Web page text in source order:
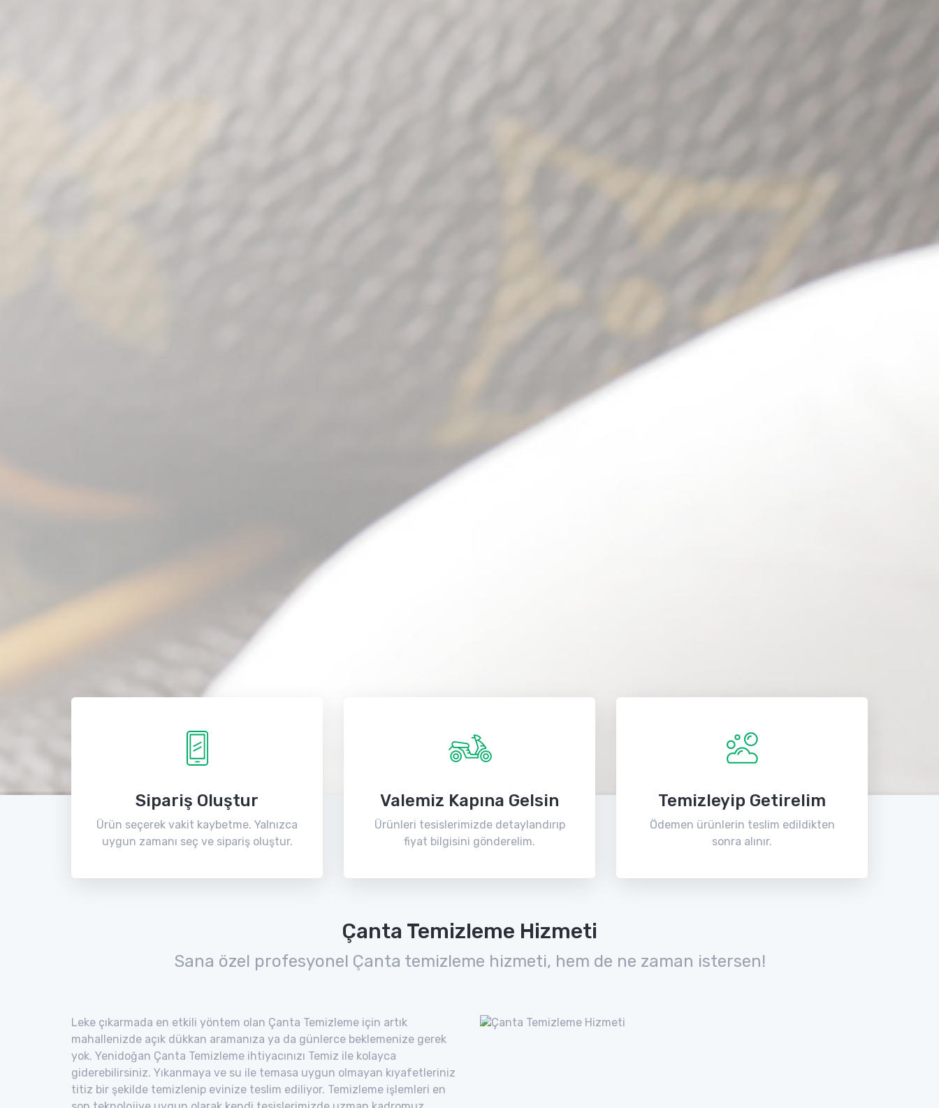
Sipariş Oluştur
Ürün seçerek vakit kaybetme. Yalnızca
uygun zamanı seç ve sipariş oluştur.
Valemiz Kapına Gelsin
Ürünleri tesislerimizde detaylandırıp
fiyat bilgisini gönderelim.
Temizleyip Getirelim
Ödemen ürünlerin teslim edildikten
sonra alınır.
Çanta Temizleme Hizmeti
Sana özel profesyonel Çanta temizleme hizmeti, hem de ne zaman istersen!
Leke çıkarmada en etkili yöntem olan Çanta Temizleme için artık
mahallenizde açık dükkan aramanıza ya da günlerce beklemenize gerek
yok. Yenidoğan Çanta Temizleme ihtiyacınızı Temiz ile kolayca
giderebilirsiniz. Yıkanmaya ve su ile temasa uygun olmayan kıyafetleriniz
titiz bir şekilde temizlenip evinize teslim ediliyor. Temizleme işlemleri en